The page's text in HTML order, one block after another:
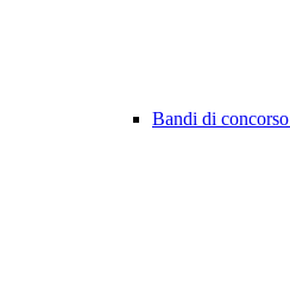
Bandi di concorso